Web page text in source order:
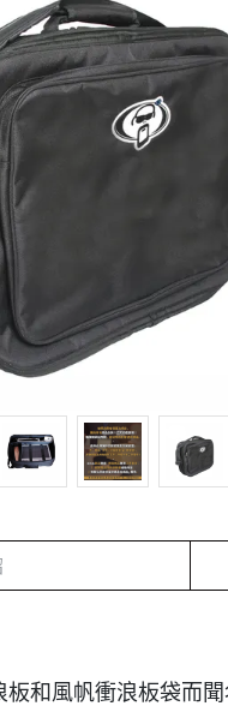
板和風帆衝浪板袋而聞